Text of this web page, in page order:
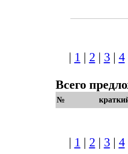
| 1 | 2 | 3 | 4
Всего
№
| 1 | 2 | 3 | 4